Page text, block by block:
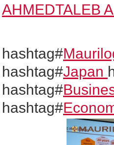
AHMEDTALEB
hashtag#
hashtag#Japan
hashtag#
hashtag#